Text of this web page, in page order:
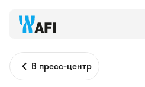
В пресс-центр